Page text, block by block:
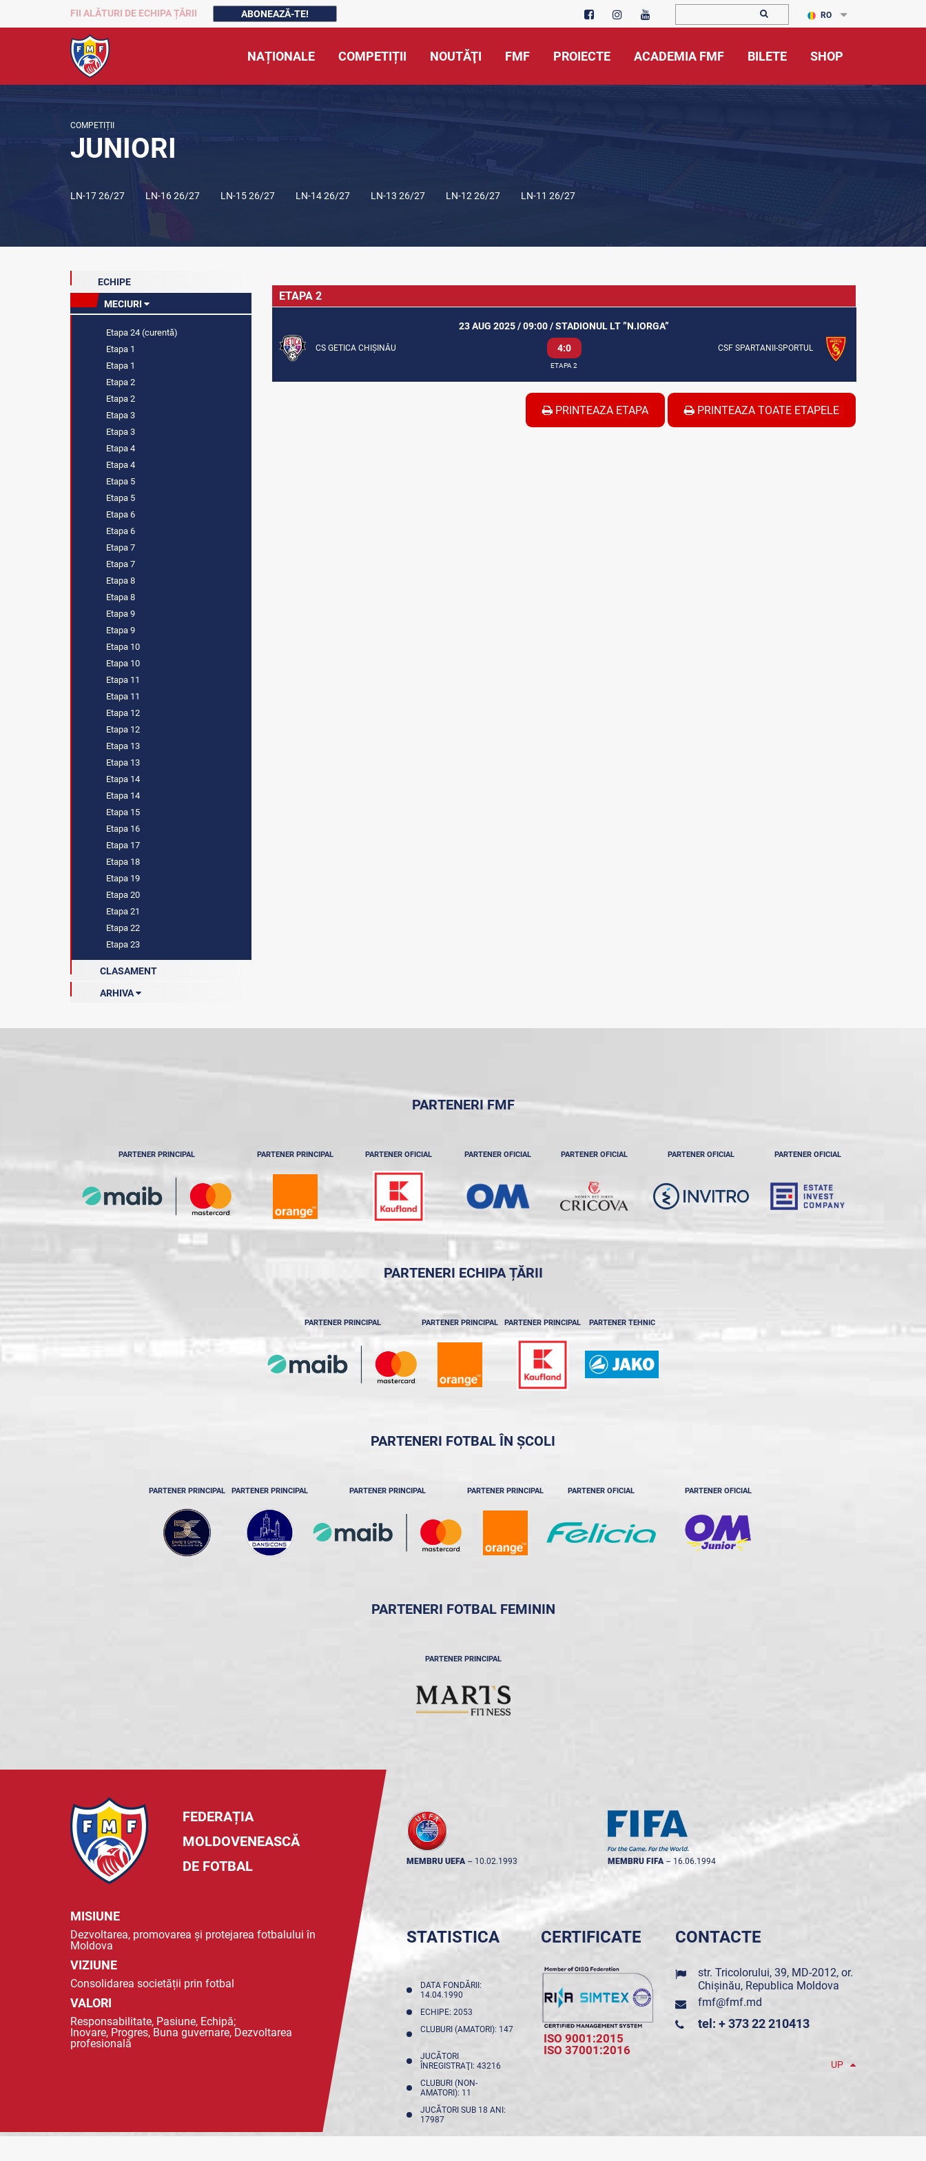
FII ALĂTURI DE ECHIPA ȚĂRII ABONEAZĂ-TE! RO
NAȚIONALE COMPETIȚII NOUTĂŢI FMF PROIECTE ACADEMIA FMF BILETE SHOP
COMPETIȚII
JUNIORI
LN-17 26/27 LN-16 26/27 LN-15 26/27 LN-14 26/27 LN-13 26/27 LN-12 26/27 LN-11 26/27
ECHIPE
MECIURI
Etapa 24 (curentă)
Etapa 1
Etapa 1
Etapa 2
Etapa 2
Etapa 3
Etapa 3
Etapa 4
Etapa 4
Etapa 5
Etapa 5
Etapa 6
Etapa 6
Etapa 7
Etapa 7
Etapa 8
Etapa 8
Etapa 9
Etapa 9
Etapa 10
Etapa 10
Etapa 11
Etapa 11
Etapa 12
Etapa 12
Etapa 13
Etapa 13
Etapa 14
Etapa 14
Etapa 15
Etapa 16
Etapa 17
Etapa 18
Etapa 19
Etapa 20
Etapa 21
Etapa 22
Etapa 23
CLASAMENT
ARHIVA
ETAPA 2
23 AUG 2025 / 09:00 / STADIONUL LT ”N.IORGA”
CS GETICA CHIȘINĂU 4:0 CSF SPARTANII-SPORTUL
ETAPA 2
PRINTEAZA ETAPA PRINTEAZA TOATE ETAPELE
PARTENERI FMF
PARTENER PRINCIPAL PARTENER PRINCIPAL PARTENER OFICIAL PARTENER OFICIAL PARTENER OFICIAL PARTENER OFICIAL PARTENER OFICIAL
PARTENERI ECHIPA ȚĂRII
PARTENER PRINCIPAL PARTENER PRINCIPAL PARTENER PRINCIPAL PARTENER TEHNIC
PARTENERI FOTBAL ÎN ȘCOLI
PARTENER PRINCIPAL PARTENER PRINCIPAL PARTENER PRINCIPAL PARTENER PRINCIPAL PARTENER OFICIAL PARTENER OFICIAL
PARTENERI FOTBAL FEMININ
PARTENER PRINCIPAL
FEDERAȚIA
MOLDOVENEASCĂ
DE FOTBAL
MISIUNE
Dezvoltarea, promovarea și protejarea fotbalului în
Moldova
VIZIUNE
Consolidarea societății prin fotbal
VALORI
Responsabilitate, Pasiune, Echipă;
Inovare, Progres, Buna guvernare, Dezvoltarea
profesională
MEMBRU UEFA -- 10.02.1993 MEMBRU FIFA -- 16.06.1994
STATISTICA
DATA FONDĂRII:
14.04.1990
ECHIPE: 2053
CLUBURI (AMATORI): 147
JUCĂTORI
ÎNREGISTRAŢI: 43216
CLUBURI (NON-
AMATORI): 11
JUCĂTORI SUB 18 ANI:
17987
CERTIFICATE
ISO 9001:2015
ISO 37001:2016
CONTACTE
str. Tricolorului, 39, MD-2012, or.
Chișinău, Republica Moldova
fmf@fmf.md
tel: + 373 22 210413
UP